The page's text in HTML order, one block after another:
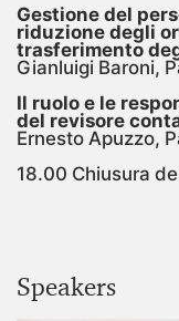
Gestione del
riduzione degli
trasferimento
Gianluigi Baroni,
Il ruolo e le
del revisore
Ernesto Apuzzo,
18.00 Chiusura
Speakers